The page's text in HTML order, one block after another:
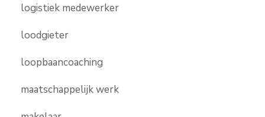
logistiek medewerker
loodgieter
loopbaancoaching
maatschappelijk werk